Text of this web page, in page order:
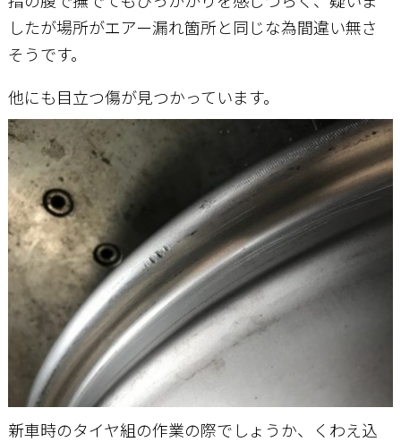
したが場所がエアー漏れ箇所と同じな為間違い無さ
そうです。
他にも目立つ傷が見つかっています。
新車時のタイヤ組の作業の際でしょうか、くわえ込